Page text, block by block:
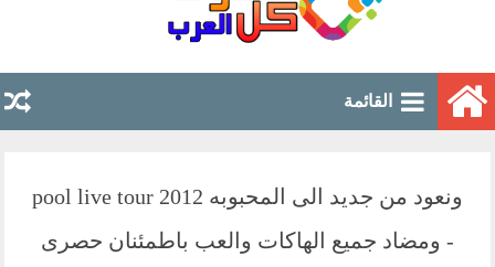
القائمة
ونعود من جديد الى المحبوبه pool live tour 2012
- ومضاد جميع الهاكات والعب باطمئنان حصرى